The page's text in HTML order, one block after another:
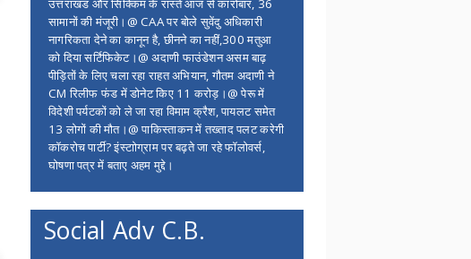
सामानों की मंजूरी।@ CAA पर बोले सुवेंदु अधिकारी
नागरिकता देने का कानून है, छीनने का नहीं,300 मतुआ
को दिया सर्टिफिकेट।@ अदाणी फाउंडेशन असम बाढ़
पीड़ितों के लिए चला रहा राहत अभियान, गौतम अदाणी ने
CM रिलीफ फंड में डोनेट किए 11 करोड़।@ पेरू में
विदेशी पर्यटकों को ले जा रहा विमाम क्रैश, पायलट समेत
13 लोगों की मौत।@ पाकिस्ताकन में तख्ताद पलट करेगी
कॉकरोच पार्टी? इंस्टाोग्राम पर बढ़ते जा रहे फॉलोवर्स,
घोषणा पत्र में बताए अहम मुद्दे।
Social Adv C.B.